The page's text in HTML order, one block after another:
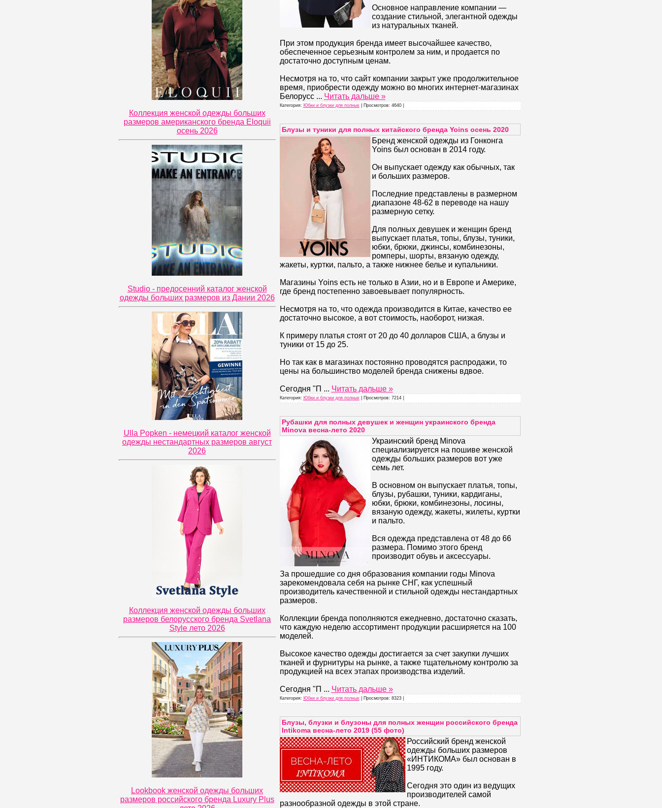
Коллекция женской одежды больших
размеров американского бренда Eloquii
осень 2026
Studio - предосенний каталог женской
одежды больших размеров из Дании 2026
Ulla Popken - немецкий каталог женской
одежды нестандартных размеров август
2026
Коллекция женской одежды больших
размеров белорусского бренда Svetlana
Style лето 2026
Lookbook женской одежды больших
размеров российского бренда Luxury Plus
Основное направление компании —
создание стильной, элегантной одежды
из натуральных тканей.
При этом продукция бренда имеет высочайшее качество,
обеспеченное серьезным контролем за ним, и продается по
достаточно доступным ценам.
Несмотря на то, что сайт компании закрыт уже продолжительное
время, приобрести одежду можно во многих интернет-магазинах
Белорусс ... Читать дальше »
Категория: Юбки и блузки для полных| Просмотров: 4640 |
Блузы и туники для полных китайского бренда Yoins осень 2020
Бренд женской одежды из Гонконга
Yoins был основан в 2014 году.
Он выпускает одежду как обычных, так
и больших размеров.
Последние представлены в размерном
диапазоне 48-62 в переводе на нашу
размерную сетку.
Для полных девушек и женщин бренд
выпускает платья, топы, блузы, туники,
юбки, брюки, джинсы, комбинезоны,
ромперы, шорты, вязаную одежду,
жакеты, куртки, пальто, а также нижнее белье и купальники.
Магазины Yoins есть не только в Азии, но и в Европе и Америке,
где бренд постепенно завоевывает популярность.
Несмотря на то, что одежда производится в Китае, качество ее
достаточно высокое, а вот стоимость, наоборот, низкая.
К примеру платья стоят от 20 до 40 долларов США, а блузы и
туники от 15 до 25.
Но так как в магазинах постоянно проводятся распродажи, то
цены на большинство моделей бренда снижены вдвое.
Сегодня "П ... Читать дальше »
Категория: Юбки и блузки для полных| Просмотров: 7214 |
Рубашки для полных девушек и женщин украинского бренда
Minova весна-лето 2020
Украинский бренд Minova
специализируется на пошиве женской
одежды больших размеров вот уже
семь лет.
В основном он выпускает платья, топы,
блузы, рубашки, туники, кардиганы,
юбки, брюки, комбинезоны, лосины,
вязаную одежду, жакеты, жилеты, куртки
и пальто.
Вся одежда представлена от 48 до 66
размера. Помимо этого бренд
производит обувь и аксессуары.
За прошедшие со дня образования компании годы Minova
зарекомендовала себя на рынке СНГ, как успешный
производитель качественной и стильной одежды нестандартных
размеров.
Коллекции бренда пополняются ежедневно, достаточно сказать,
что каждую неделю ассортимент продукции расширяется на 100
моделей.
Высокое качество одежды достигается за счет закупки лучших
тканей и фурнитуры на рынке, а также тщательному контролю за
продукцией на всех этапах производства изделий.
Сегодня "П ... Читать дальше »
Категория: Юбки и блузки для полных| Просмотров: 8323 |
Блузы, блузки и блузоны для полных женщин российского бренда
Intikoma весна-лето 2019 (55 фото)
Российский бренд женской
одежды больших размеров
«ИНТИКОМА» был основан в
1995 году.
Сегодня это один из ведущих
производителей самой
разнообразной одежды в этой стране.